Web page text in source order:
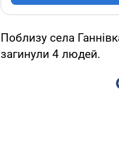
Поблизу села
загинули 4 людей.